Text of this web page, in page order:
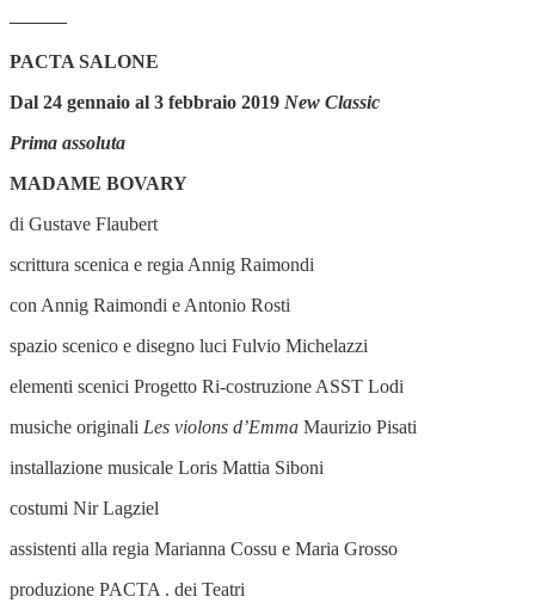
———
PACTA SALONE
Dal 24 gennaio al 3 febbraio 2019 New Classic
Prima assoluta
MADAME BOVARY
di Gustave Flaubert
scrittura scenica e regia Annig Raimondi
con Annig Raimondi e Antonio Rosti
spazio scenico e disegno luci Fulvio Michelazzi
elementi scenici Progetto Ri-costruzione ASST Lodi
musiche originali Les violons d’Emma Maurizio Pisati
installazione musicale Loris Mattia Siboni
costumi Nir Lagziel
assistenti alla regia Marianna Cossu e Maria Grosso
produzione PACTA . dei Teatri